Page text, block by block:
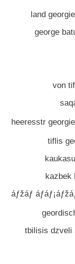
land
george
von
heeresstr
tiflis
kazbek
áƒžáƒ
tbilisis dzveli